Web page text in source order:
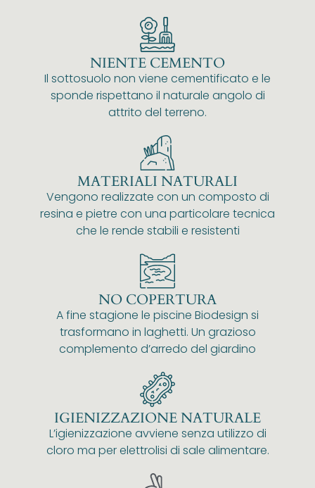
NIENTE CEMENTO
Il sottosuolo non viene cementificato e le
sponde rispettano il naturale angolo di
attrito del terreno.
MATERIALI NATURALI
Vengono realizzate con un composto di
resina e pietre con una particolare tecnica
che le rende stabili e resistenti
NO COPERTURA
A fine stagione le piscine Biodesign si
trasformano in laghetti. Un grazioso
complemento d’arredo del giardino
IGIENIZZAZIONE NATURALE
L’igienizzazione avviene senza utilizzo di
cloro ma per elettrolisi di sale alimentare.